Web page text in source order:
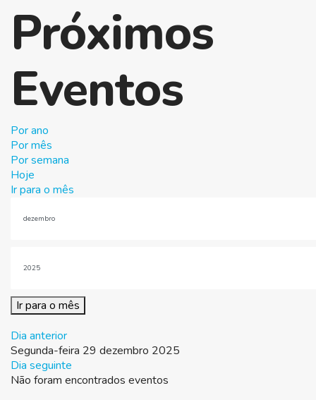
Próximos
Eventos
Por ano
Por mês
Por semana
Hoje
Ir para o mês
Ir para o mês
Dia anterior
Segunda-feira 29 dezembro 2025
Dia seguinte
Não foram encontrados eventos